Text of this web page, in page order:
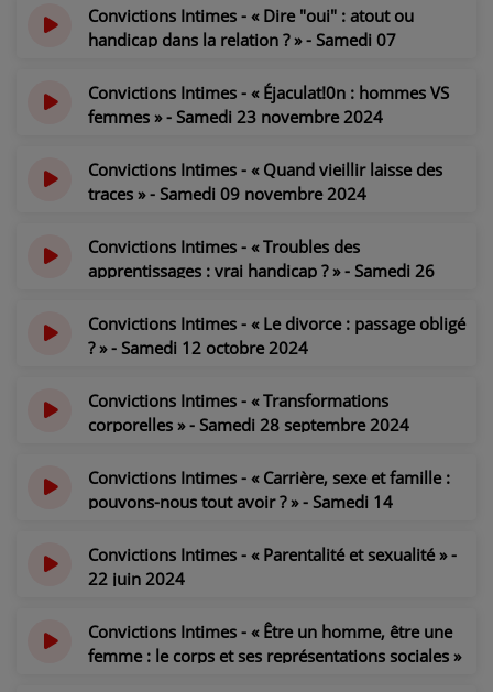
Convictions Intimes - « Dire "oui" : atout ou
handicap dans la relation ? » - Samedi 07
il y a 1 an
Convictions Intimes - « Éjaculat!0n : hommes VS
femmes » - Samedi 23 novembre 2024
Convictions Intimes - « Quand vieillir laisse des
traces » - Samedi 09 novembre 2024
Convictions Intimes - « Troubles des
apprentissages : vrai handicap ? » - Samedi 26
il y a 1 an
Convictions Intimes - « Le divorce : passage obligé
? » - Samedi 12 octobre 2024
Convictions Intimes - « Transformations
corporelles » - Samedi 28 septembre 2024
Convictions Intimes - « Carrière, sexe et famille :
pouvons-nous tout avoir ? » - Samedi 14
il y a 1 an
Convictions Intimes - « Parentalité et sexualité » -
22 juin 2024
Convictions Intimes - « Être un homme, être une
femme : le corps et ses représentations sociales »